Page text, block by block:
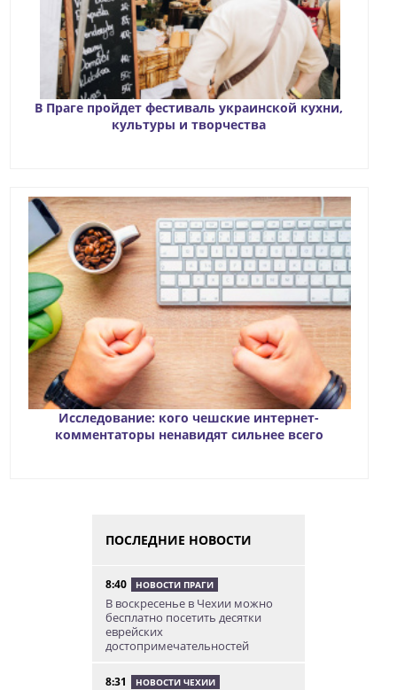
В Праге пройдет фестиваль украинской кухни,
культуры и творчества
Исследование: кого чешские интернет-
комментаторы ненавидят сильнее всего
ПОСЛЕДНИЕ НОВОСТИ
8:40 НОВОСТИ ПРАГИ
В воскресенье в Чехии можно
бесплатно посетить десятки
еврейских
достопримечательностей
8:31 НОВОСТИ ЧЕХИИ